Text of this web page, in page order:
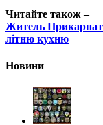
Читайте також –
Житель
літню кухню
Новини